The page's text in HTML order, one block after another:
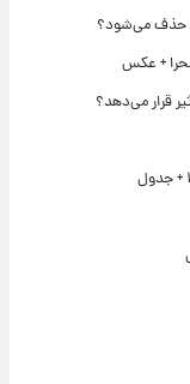
حذف می‌شود؟
+ عکس
می‌دهد؟